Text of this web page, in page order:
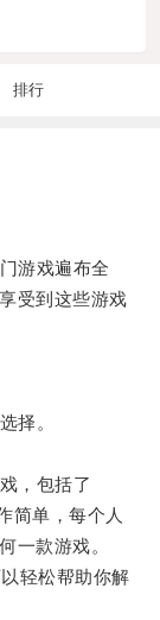
排行
游戏遍布全
受到这些游戏
择。
，包括了
简单，每个人
一款游戏。
轻松帮助你解